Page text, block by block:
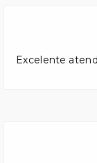
Excelente